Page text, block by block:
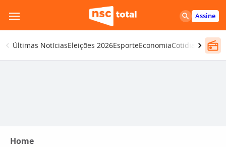
para
o
conteúdo
Assine
Últimas NotíciasEleições 2026EsporteEconomiaCotidiano
Home